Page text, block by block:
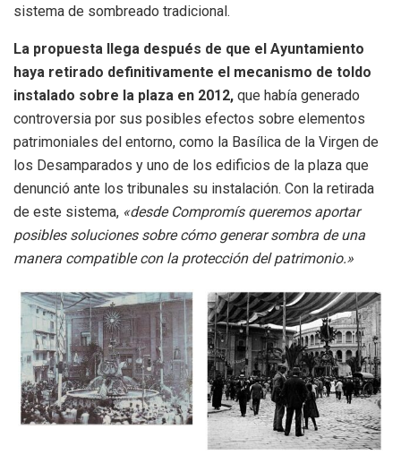
sistema de sombreado tradicional.
La propuesta llega después de que el Ayuntamiento
haya retirado definitivamente el mecanismo de toldo
instalado sobre la plaza en 2012, que había generado
controversia por sus posibles efectos sobre elementos
patrimoniales del entorno, como la Basílica de la Virgen de
los Desamparados y uno de los edificios de la plaza que
denunció ante los tribunales su instalación. Con la retirada
de este sistema, «desde Compromís queremos aportar
posibles soluciones sobre cómo generar sombra de una
manera compatible con la protección del patrimonio.»